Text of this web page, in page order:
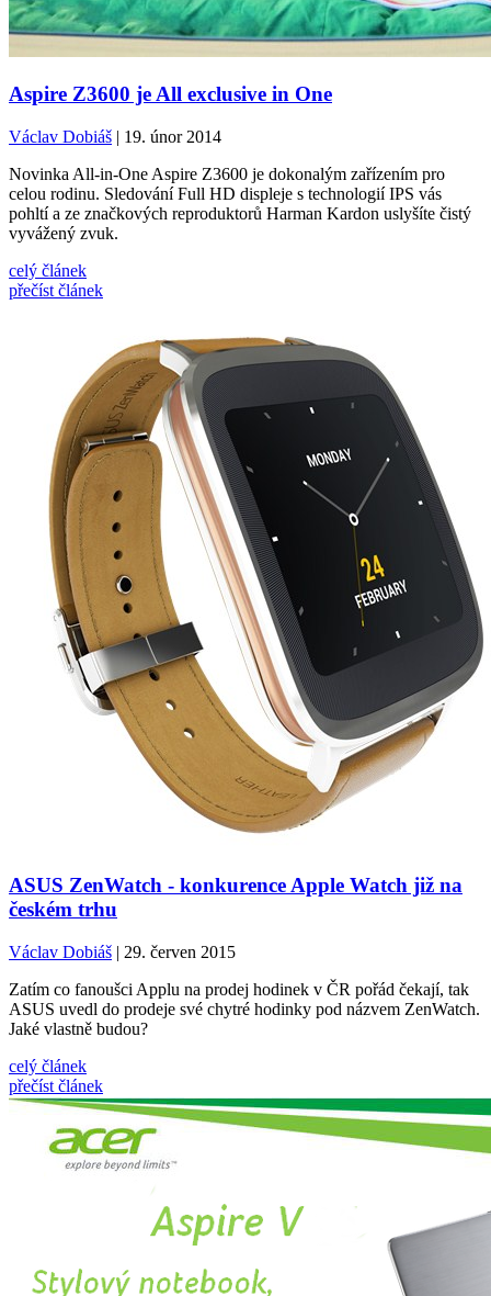
Aspire Z3600 je All exclusive in One
Václav Dobiáš | 19. únor 2014
Novinka All-in-One Aspire Z3600 je dokonalým zařízením pro
celou rodinu. Sledování Full HD displeje s technologií IPS vás
pohltí a ze značkových reproduktorů Harman Kardon uslyšíte čistý
vyvážený zvuk.
celý článek
přečíst článek
ASUS ZenWatch - konkurence Apple Watch již na
českém trhu
Václav Dobiáš | 29. červen 2015
Zatím co fanoušci Applu na prodej hodinek v ČR pořád čekají, tak
ASUS uvedl do prodeje své chytré hodinky pod názvem ZenWatch.
Jaké vlastně budou?
celý článek
přečíst článek